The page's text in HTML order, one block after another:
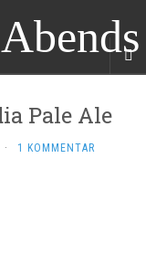
Pale Ale
· 1 KOMMENTAR